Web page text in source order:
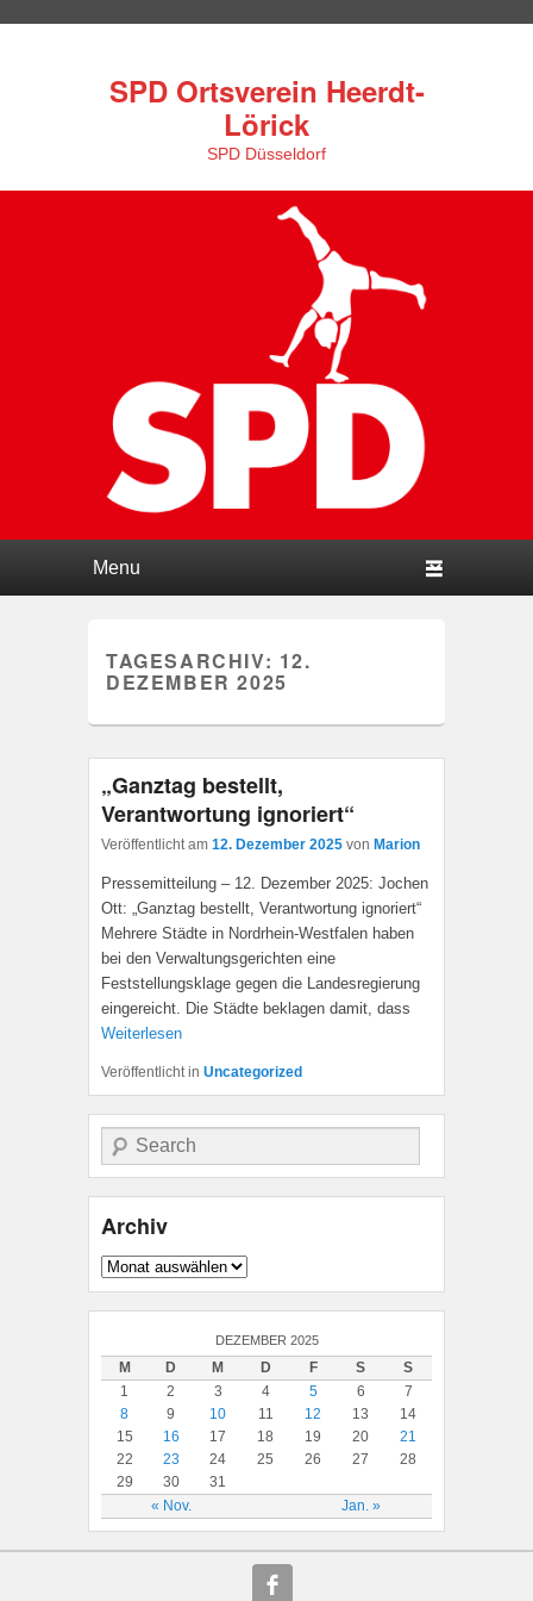
SPD Ortsverein Heerdt-
Lörick
SPD Düsseldorf
TAGESARCHIV: 12.
DEZEMBER 2025
„Ganztag bestellt,
Verantwortung ignoriert“
Veröffentlicht am 12. Dezember 2025 von Marion
Pressemitteilung – 12. Dezember 2025: Jochen
Ott: „Ganztag bestellt, Verantwortung ignoriert“
Mehrere Städte in Nordrhein-Westfalen haben
bei den Verwaltungsgerichten eine
Feststellungsklage gegen die Landesregierung
eingereicht. Die Städte beklagen damit, dass
Weiterlesen
Veröffentlicht in Uncategorized
Suche
Archiv
Archiv
DEZEMBER 2025
M D M D F S S
« Nov. Jan. »
1 2 3 4 5 6
7
8
9 10 11 12 13
14
15
16 17 18 19 20
21
22
23 24 25 26 27
28
29
30 31